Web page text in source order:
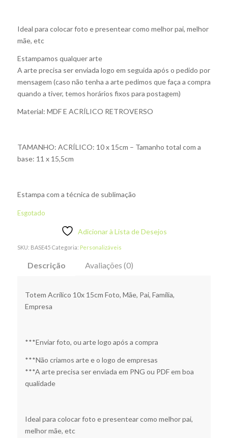
Ideal para colocar foto e presentear como melhor pai, melhor
mãe, etc
Estampamos qualquer arte
A arte precisa ser enviada logo em seguida após o pedido por
mensagem (caso não tenha a arte pedimos que faça a compra
quando a tiver, temos horários fixos para postagem)
Material: MDF E ACRÍLICO RETROVERSO
TAMANHO: ACRÍLICO: 10 x 15cm – Tamanho total com a
base: 11 x 15,5cm
Estampa com a técnica de sublimação
Esgotado
Adicionar à Lista de Desejos
SKU: BASE45 Categoria: Personalizáveis
Descrição Avaliações (0)
Totem Acrílico 10x 15cm Foto, Mãe, Pai, Família,
Empresa
***Enviar foto, ou arte logo após a compra
***Não criamos arte e o logo de empresas
***A arte precisa ser enviada em PNG ou PDF em boa
qualidade
Ideal para colocar foto e presentear como melhor pai,
melhor mãe, etc